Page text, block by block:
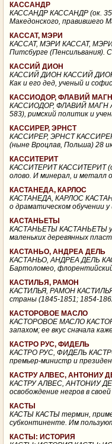
КАССАНДР
КАССАНДР КАССАНДР (ок.
Македонского, правившего
КАССАТ, МЭРИ
КАССАТ, МЭРИ КАССАТ, МЭРИ
Питсбурге (Пенсильвания).
КАССИЙ ДИОН
КАССИЙ ДИОН КАССИЙ ДИОН
Как и его дед, ученый и
КАССИОДОР, ФЛАВИЙ
КАССИОДОР, ФЛАВИЙ МАГН
583), римский политик и
КАССИРЕР, ЭРНСТ
КАССИРЕР, ЭРНСТ КАССИРЕР,
(ныне Вроцлав, Польша) 28
КАССИТЕРИТ
КАССИТЕРИТ КАССИТЕРИТ
олово. И минерал, и металл
КАСТАНЕДА, КАРЛОС
КАСТАНЕДА, КАРЛОС
о драматическом обучении
КАСТАНЬЕТЫ
КАСТАНЬЕТЫ КАСТАНЬЕТЫ
маленьких деревянных
КАСТАНЬО, АНДРЕА ДЕЛЬ
КАСТАНЬО, АНДРЕА ДЕЛЬ
Бартоломео, флорентийский
КАСТИЛЬЯ, РАМОН
КАСТИЛЬЯ, РАМОН КАСТИЛЬЯ,
страны (1845-1851; 1854-
КАСТОРОВОЕ МАСЛО
КАСТОРОВОЕ МАСЛО
запахом; ее вкус сначала
КАСТРО РУС, ФИДЕЛЬ
КАСТРО РУС, ФИДЕЛЬ КАСТРО
премьер-министр и
КАСТРУ АЛВЕС, АНТОНИУ
КАСТРУ АЛВЕС, АНТОНИУ ДЕ
освобождение негров в
КАСТЫ
КАСТЫ КАСТЫ термин,
субконтиненте. Им
КАСТЫ: ИСТОРИЯ